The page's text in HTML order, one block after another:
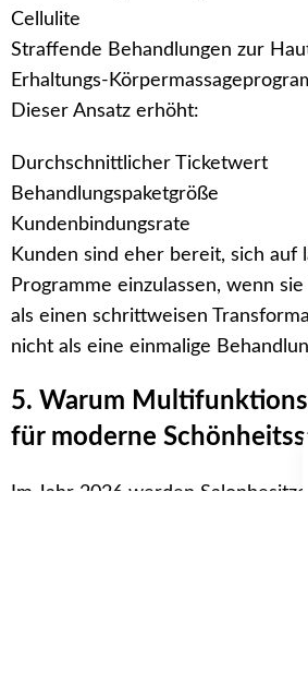
Cellulite
Straffende Behandlungen zur
Erhaltungs-
Dieser Ansatz erhöht:
Durchschnittlicher Ticketwert
Behandlungspaketgröße
Kundenbindungsrate
Kunden sind eher bereit, sich auf
Programme einzulassen, wenn
als einen schrittweisen
nicht als eine einmalige
5. Warum
für moderne
Im Jahr 2026 werden